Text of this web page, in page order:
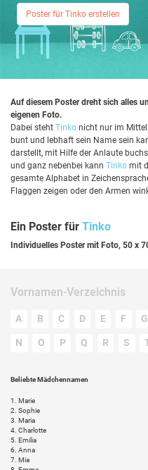
Poster für Tinko erstellen
Auf diesem Poster dreht sich alles
eigenen Foto.
Dabei steht Tinko nicht nur im
bunt und lebhaft sein Name sein
darstellt, mit Hilfe der Anlaute
und ganz nebenbei kann Tinko mit
gesamte Alphabet in
Flaggen zeigen oder den Armen
Ein Poster für Tinko
Individuelles Poster mit Foto, 50 x
Vornamen-Verzeichnis
A B C D E F G
N O P Q R S
Beliebte Mädchennamen
1.
Marie
2. Sophie
3. Maria
4. Charlotte
5. Emilia
6. Anna
7. Mia